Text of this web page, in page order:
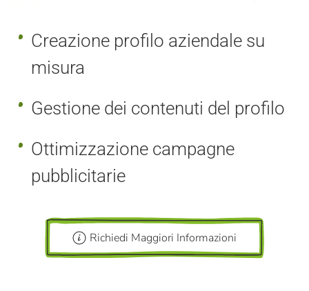
Creazione profilo aziendale su
misura
Gestione dei contenuti del profilo
Ottimizzazione campagne
pubblicitarie
Richiedi Maggiori Informazioni